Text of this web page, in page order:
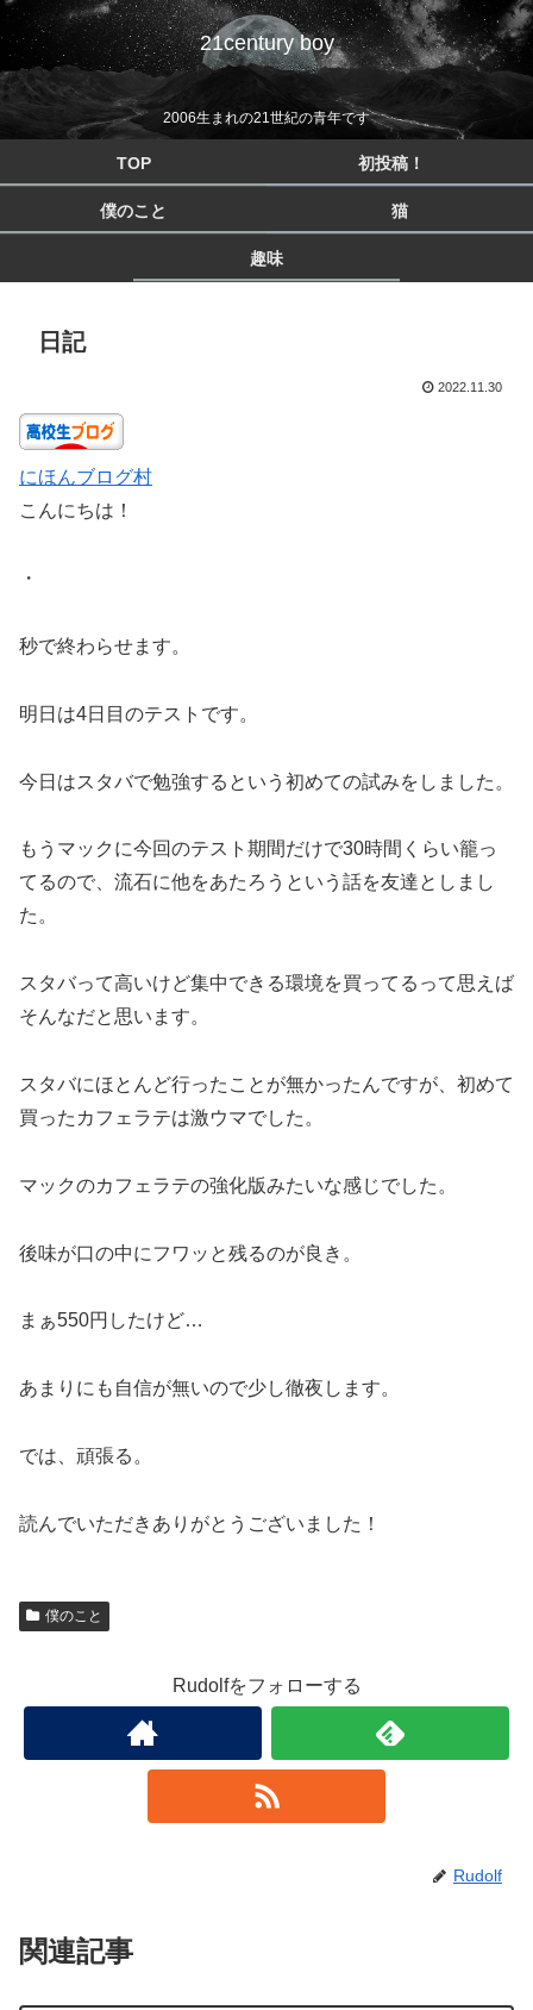
21century boy
2006生まれの21世紀の青年です
TOP 初投稿！
僕のこと 猫
趣味
日記
2022.11.30
にほんブログ村
こんにちは！
・
秒で終わらせます。
明日は4日目のテストです。
今日はスタバで勉強するという初めての試みをしました。
もうマックに今回のテスト期間だけで30時間くらい籠っ
てるので、流石に他をあたろうという話を友達としまし
た。
スタバって高いけど集中できる環境を買ってるって思えば
そんなだと思います。
スタバにほとんど行ったことが無かったんですが、初めて
買ったカフェラテは激ウマでした。
マックのカフェラテの強化版みたいな感じでした。
後味が口の中にフワッと残るのが良き。
まぁ550円したけど…
あまりにも自信が無いので少し徹夜します。
では、頑張る。
読んでいただきありがとうございました！
僕のこと
Rudolfをフォローする
Rudolf
関連記事